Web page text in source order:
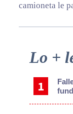
camioneta le
Primary
Lo +